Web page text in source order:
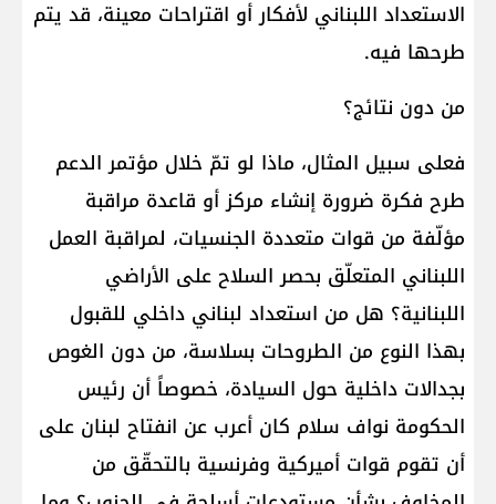
الاستعداد اللبناني لأفكار أو اقتراحات معينة، قد يتم
طرحها فيه.
من دون نتائج؟
فعلى سبيل المثال، ماذا لو تمّ خلال مؤتمر الدعم
طرح فكرة ضرورة إنشاء مركز أو قاعدة مراقبة
مؤلّفة من قوات متعددة الجنسيات، لمراقبة العمل
اللبناني المتعلّق بحصر السلاح على الأراضي
اللبنانية؟ هل من استعداد لبناني داخلي للقبول
بهذا النوع من الطروحات بسلاسة، من دون الغوص
بجدالات داخلية حول السيادة، خصوصاً أن رئيس
الحكومة نواف سلام كان أعرب عن انفتاح لبنان على
أن تقوم قوات أميركية وفرنسية بالتحقّق من